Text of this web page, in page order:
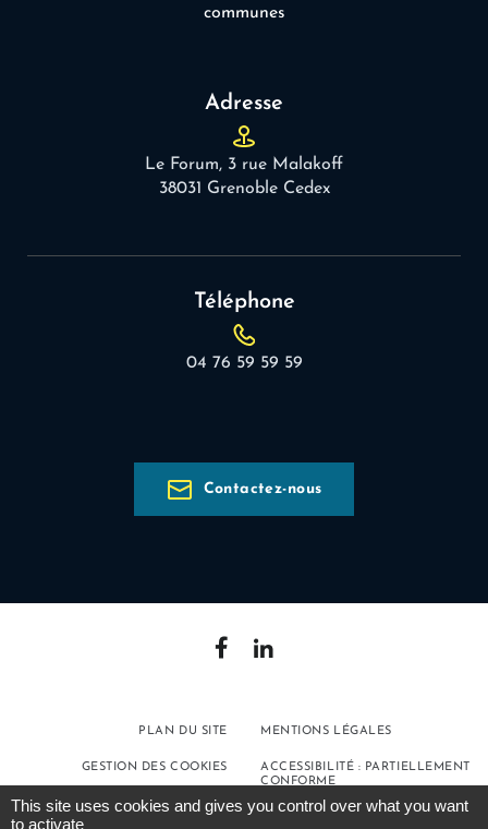
communes
Adresse
Le Forum, 3 rue Malakoff
38031 Grenoble Cedex
Téléphone
04 76 59 59 59
Contactez-nous
PLAN DU SITE MENTIONS LÉGALES
GESTION DES COOKIES
ACCESSIBILITÉ : PARTIELLEMENT
CONFORME
POLITIQUE DE
This site uses cookies and gives you control over what you want
to activate